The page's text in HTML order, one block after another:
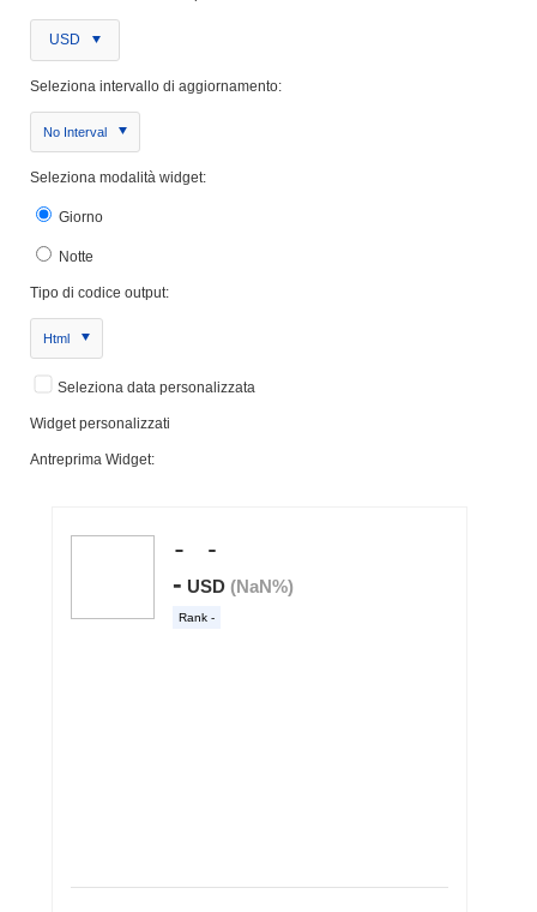
USD
Seleziona intervallo di aggiornamento:
No Interval
Seleziona modalità widget:
Giorno
Notte
Tipo di codice output:
Html
Seleziona data personalizzata
Widget personalizzati
Antreprima Widget: